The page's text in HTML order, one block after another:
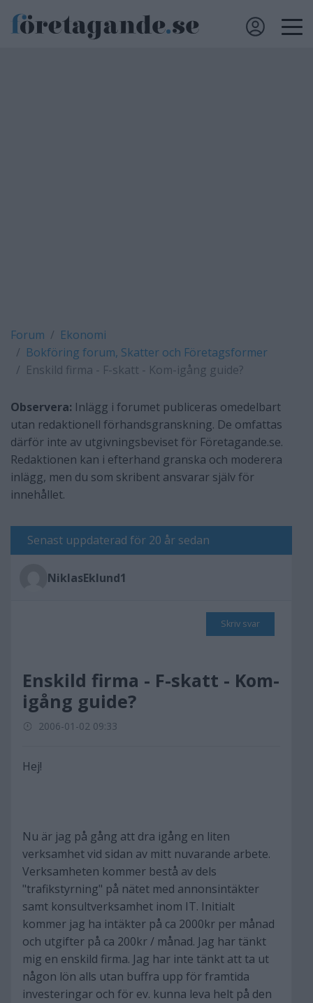
Forum
Ekonomi
Bokföring forum, Skatter och Företagsformer
Enskild firma - F-skatt - Kom-igång guide?
Observera: Inlägg i forumet publiceras omedelbart
utan redaktionell förhandsgranskning. De omfattas
därför inte av utgivningsbeviset för Företagande.se.
Redaktionen kan i efterhand granska och moderera
inlägg, men du som skribent ansvarar själv för
innehållet.
Senast uppdaterad för 20 år sedan
NiklasEklund1
Skriv svar
Enskild firma - F-skatt - Kom-
igång guide?
2006-01-02 09:33
Hej!
Nu är jag på gång att dra igång en liten
verksamhet vid sidan av mitt nuvarande arbete.
Verksamheten kommer bestå av dels
"trafikstyrning" på nätet med annonsintäkter
samt konsultverksamhet inom IT. Initialt
kommer jag ha intäkter på ca 2000kr per månad
och utgifter på ca 200kr / månad. Jag har tänkt
mig en enskild firma. Jag har inte tänkt att ta ut
någon lön alls utan buffra upp för framtida
investeringar och för ev. kunna leva helt på den